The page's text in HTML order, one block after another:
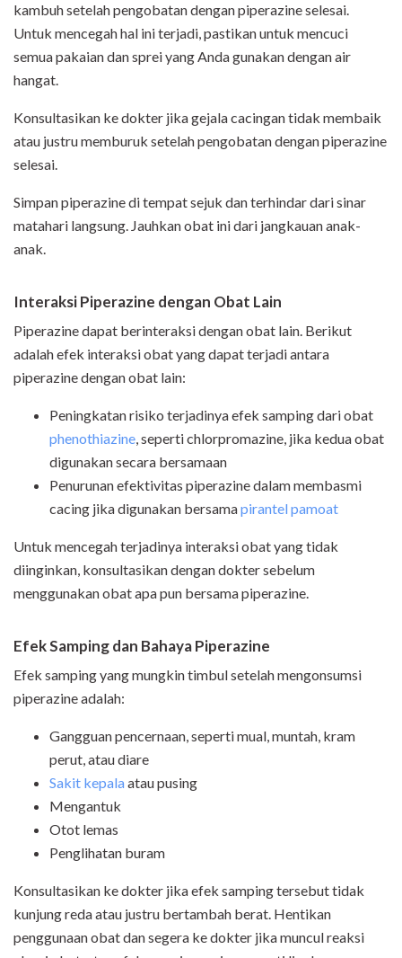
kambuh setelah pengobatan dengan piperazine selesai.
Untuk mencegah hal ini terjadi, pastikan untuk mencuci
semua pakaian dan sprei yang Anda gunakan dengan air
hangat.
Konsultasikan ke dokter jika gejala cacingan tidak membaik
atau justru memburuk setelah pengobatan dengan piperazine
selesai.
Simpan piperazine di tempat sejuk dan terhindar dari sinar
matahari langsung. Jauhkan obat ini dari jangkauan anak-
anak.
Interaksi Piperazine dengan Obat Lain
Piperazine dapat berinteraksi dengan obat lain. Berikut
adalah efek interaksi obat yang dapat terjadi antara
piperazine dengan obat lain:
Peningkatan risiko terjadinya efek samping dari obat
phenothiazine, seperti chlorpromazine, jika kedua obat
digunakan secara bersamaan
Penurunan efektivitas piperazine dalam membasmi
cacing jika digunakan bersamapirantel pamoat
Untuk mencegah terjadinya interaksi obat yang tidak
diinginkan, konsultasikan dengan dokter sebelum
menggunakan obat apa pun bersama piperazine.
Efek Samping dan Bahaya Piperazine
Efek samping yang mungkin timbul setelah mengonsumsi
piperazine adalah:
Gangguan pencernaan, seperti mual, muntah, kram
perut, atau diare
Sakit kepalaatau pusing
Mengantuk
Otot lemas
Penglihatan buram
Konsultasikan ke dokter jika efek samping tersebut tidak
kunjung reda atau justru bertambah berat. Hentikan
penggunaan obat dan segera ke dokter jika muncul reaksi